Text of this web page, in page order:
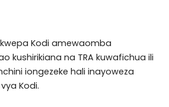
Kodi amewaomba
kushirikiana na TRA kuwafichua ili
iongezeke hali inayoweza
Kodi.